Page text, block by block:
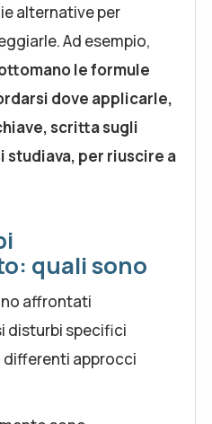
alternative per
Ad esempio,
le formule
dove applicarle,
scritta sugli
studiava, per riuscire a
quali sono
affrontati
disturbi specifici
differenti approcci